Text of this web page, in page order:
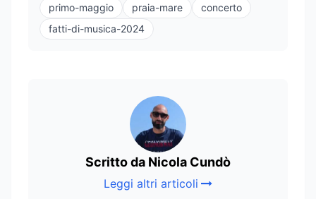
primo-maggio praia-mare
concerto
fatti-di-musica-2024
Scritto da Nicola Cundò
Leggi altri articoli